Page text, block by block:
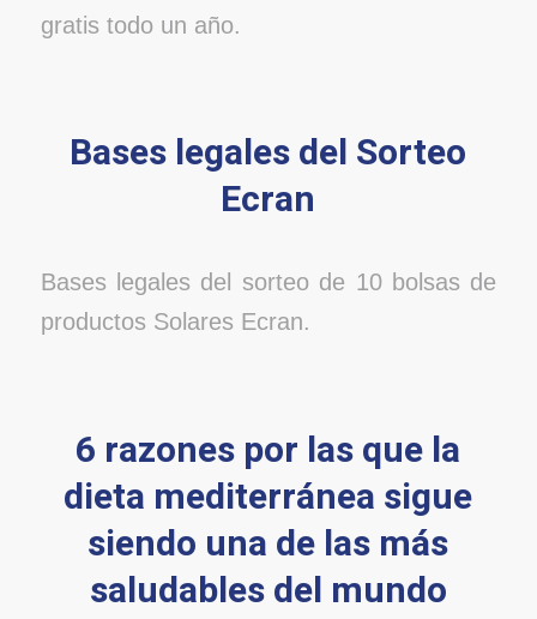
gratis todo un año.
Bases legales del Sorteo
Ecran
Bases legales del sorteo de 10 bolsas de
productos Solares Ecran.
6 razones por las que la
dieta mediterránea sigue
siendo una de las más
saludables del mundo